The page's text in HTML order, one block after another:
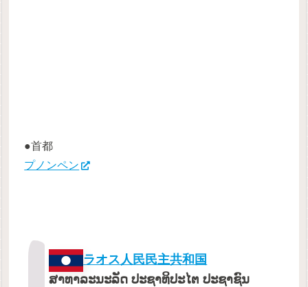
●首都
プノンペン
ラオス人民民主共和国
ສາທາລະນະລັດ ປະຊາທິປະໄຕ ປະຊາຊົນ